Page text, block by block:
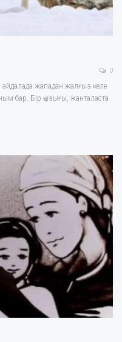
0
айдалада жападан жалғыз келе
бар. Бір қызығы, жанталаста